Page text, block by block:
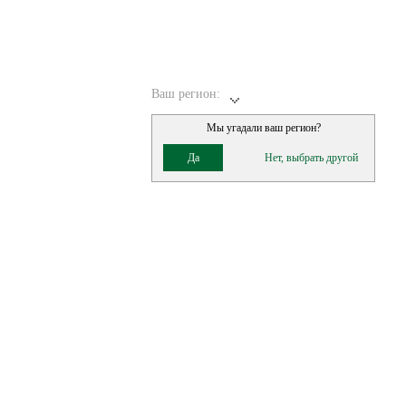
Ваш регион:
Мы угадали ваш регион?
Да Нет, выбрать другой